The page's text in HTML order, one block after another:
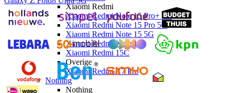
Xiaomi Redmi
Xiaomi Redmi Note 15 Pro+ 5G
Xiaomi Redmi Note 15 Pro 5G
Xiaomi Redmi Note 15 5G
Xiaomi Redmi Note 15
Xiaomi Redmi 15C
Overige
Xiaomi Redmi A7 Pro
Nothing
Nothing